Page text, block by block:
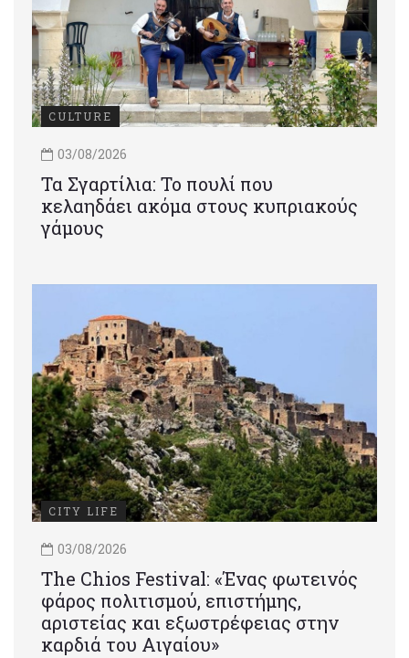
CULTURE
03/08/2026
Τα Σγαρτίλια: Το πουλί που
κελαηδάει ακόμα στους κυπριακούς
γάμους
CITY LIFE
03/08/2026
Τhe Chios Festival: «Ένας φωτεινός
φάρος πολιτισμού, επιστήμης,
αριστείας και εξωστρέφειας στην
καρδιά του Αιγαίου»